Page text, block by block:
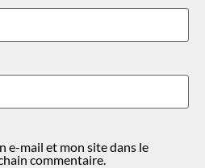
e-mail et mon site dans le
commentaire.